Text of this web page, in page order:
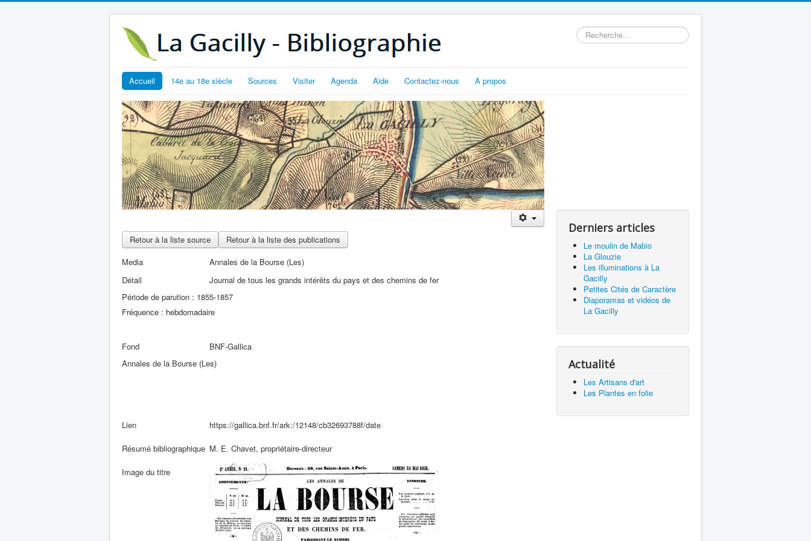
Rechercher
Accueil 14e au 18e siècle Sources Visiter Agenda Aide Contactez-nous A propos
Retour à la liste source
Retour à la liste des publications
Media
Annales de la Bourse (Les)
Détail
Journal de tous les grands intérêts du pays et des chemins de fer
Période de parution : 1855-1857
Fréquence : hebdomadaire
Fond
BNF-Gallica
Annales de la Bourse (Les)
Lien https://gallica.bnf.fr/ark:/12148/cb32693788f/date
Résumé bibliographique M. E. Chavet, propriétaire-directeur
Image du titre
Derniers articles
Le moulin de Mabio
La Glouzie
Les illuminations à La
Gacilly
Petites Cités de Caractère
Diaporamas et vidéos de
La Gacilly
Actualité
Les Artisans d'art
Les Plantes en folie